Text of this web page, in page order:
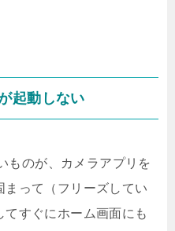
起動しない
ものが、カメラアプリを
って（フリーズしてい
すぐにホーム画面にも